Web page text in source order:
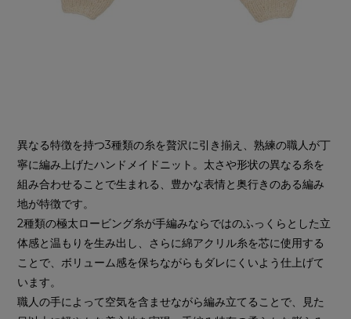
異なる特徴を持つ3種類の糸を贅沢に引き揃え、熟練の職人が丁
寧に編み上げたハンドメイドニット。太さや形状の異なる糸を
組み合わせることで生まれる、豊かな表情と奥行きのある編み
地が特徴です。
2種類の極太ロービング糸が手編みならではのふっくらとした立
体感と温もりを生み出し、さらに綿アクリル糸を芯に使用する
ことで、ボリューム感を保ちながらもダレにくいよう仕上げて
います。
職人の手によって空気を含ませながら編み立てることで、見た